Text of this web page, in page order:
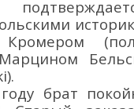
ом
Марцином
).
брат